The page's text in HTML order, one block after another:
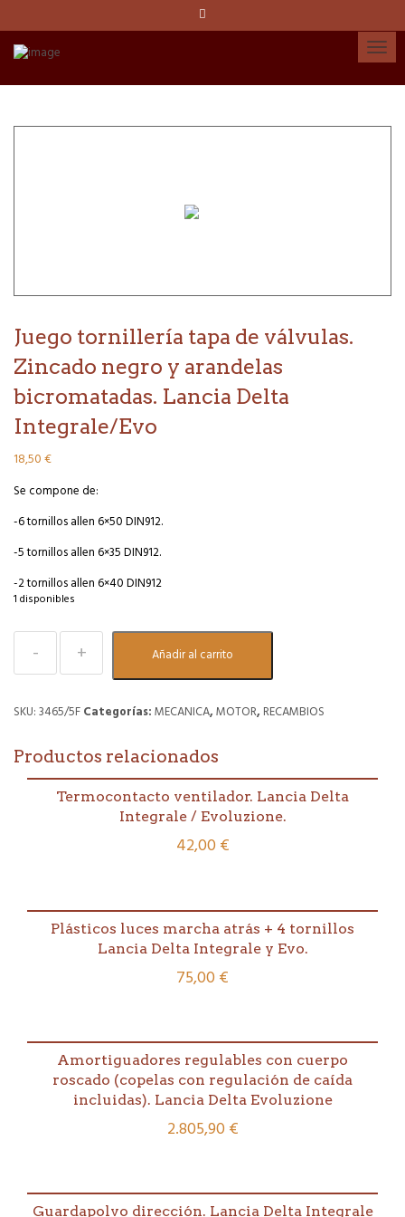
Juego tornillería tapa de válvulas.
Zincado negro y arandelas
bicromatadas. Lancia Delta
Integrale/Evo
18,50€
Se compone de:
-6 tornillos allen 6×50 DIN912.
-5 tornillos allen 6×35 DIN912.
-2 tornillos allen 6×40 DIN912
1 disponibles
tornillería
tapa
válvulas.
y
arandelas
bicromatadas.
Añadir al carrito
SKU:3465/5FCategorías:MECANICA,MOTOR, RECAMBIOS
Productos relacionados
Termocontacto ventilador. Lancia Delta
Integrale / Evoluzione.
42,00€
Plásticos luces marcha atrás + 4 tornillos
Lancia Delta Integrale y Evo.
75,00€
Amortiguadores regulables con cuerpo
roscado (copelas con regulación de caída
incluidas). Lancia Delta Evoluzione
2.805,90€
Guardapolvo dirección. Lancia Delta Integrale